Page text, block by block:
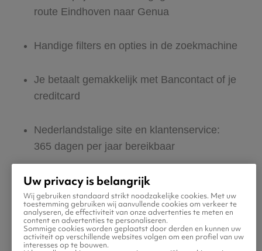
route Eindhoven naar Genua
Handige filters en opties in de zoekmachine
Je betaalt gemakkelijk met Bancontact of je
creditcard
Nederlandstalige site en klantenservice:
365 dagen per jaar bereikbaar
Zeker van veilig boeken en betalen
Boek ook direct een hotel of huurauto voor
in Genua
Uw privacy is belangrijk
Wij gebruiken standaard strikt noodzakelijke cookies. Met uw
toestemming gebruiken wij aanvullende cookies om verkeer te
analyseren, de effectiviteit van onze advertenties te meten en
content en advertenties te personaliseren.
Sommige cookies worden geplaatst door derden en kunnen uw
activiteit op verschillende websites volgen om een profiel van uw
interesses op te bouwen.